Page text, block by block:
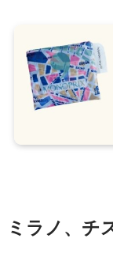
ミラノ、チ